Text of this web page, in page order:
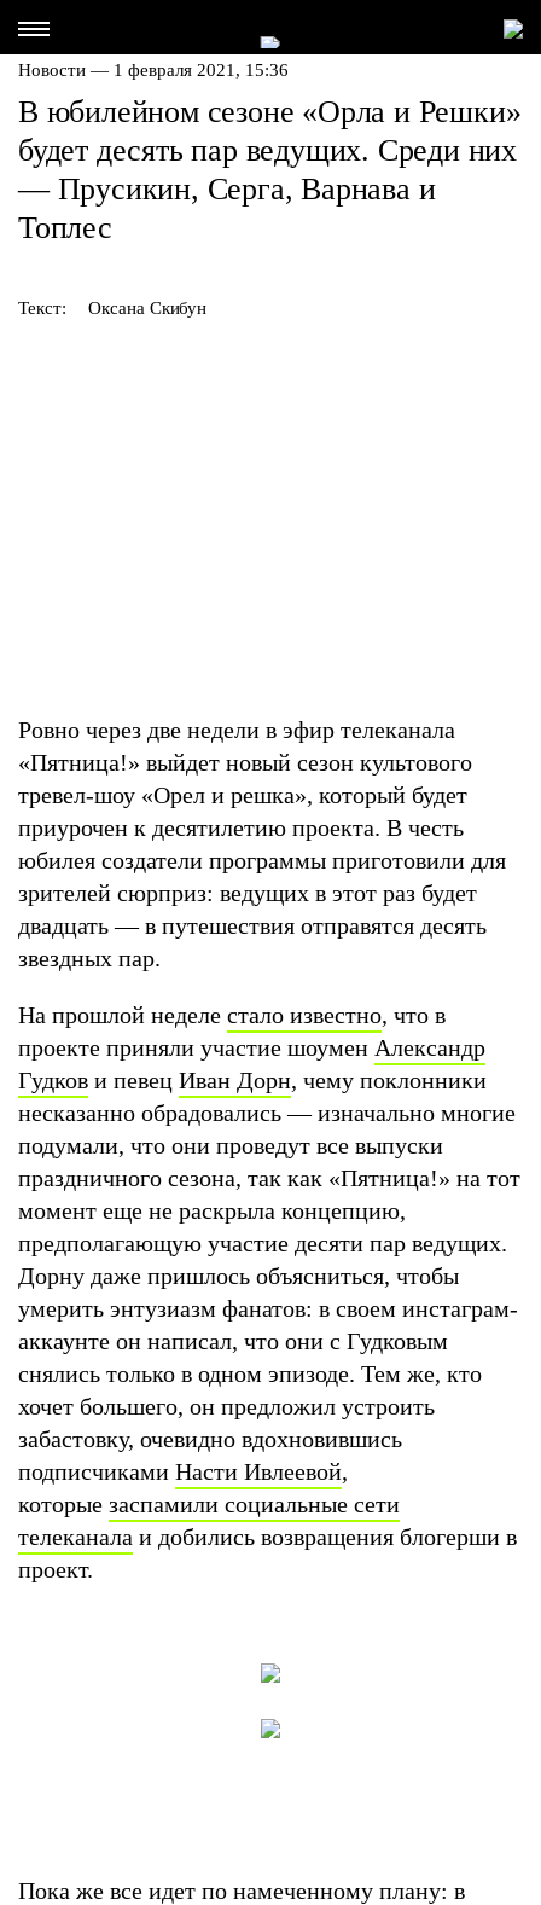
Новости — 1 февраля 2021, 15:36
В юбилейном сезоне «Орла и Решки»
будет десять пар ведущих. Среди них
— Прусикин, Серга, Варнава и
Топлес
Текст: Оксана Скибун
Ровно через две недели в эфир телеканала
«Пятница!» выйдет новый сезон культового
тревел-шоу «Орел и решка», который будет
приурочен к десятилетию проекта. В честь
юбилея создатели программы приготовили для
зрителей сюрприз: ведущих в этот раз будет
двадцать — в путешествия отправятся десять
звездных пар.
На прошлой неделе стало известно, что в
проекте приняли участие шоумен Александр
Гудков и певец Иван Дорн, чему поклонники
несказанно обрадовались — изначально многие
подумали, что они проведут все выпуски
праздничного сезона, так как «Пятница!» на тот
момент еще не раскрыла концепцию,
предполагающую участие десяти пар ведущих.
Дорну даже пришлось объясниться, чтобы
умерить энтузиазм фанатов: в своем инстаграм-
аккаунте он написал, что они с Гудковым
снялись только в одном эпизоде. Тем же, кто
хочет большего, он предложил устроить
забастовку, очевидно вдохновившись
подписчиками Насти Ивлеевой,
которые заспамили социальные сети
телеканала и добились возвращения блогерши в
проект.
Пока же все идет по намеченному плану: в